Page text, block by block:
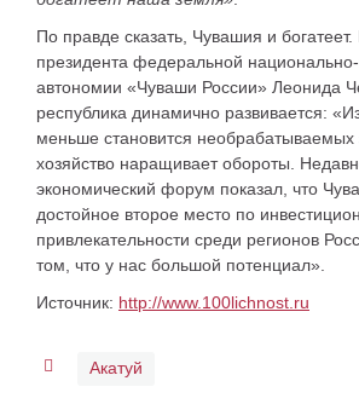
По правде сказать, Чувашия и
президента федеральной национально-
автономии «Чуваши России» Леонида
республика динамично развивается:
меньше становится необрабатываемых
хозяйство наращивает обороты.
экономический форум показал, что
достойное второе место по
привлекательности среди регионов
том, что у нас большой потенциал».
Источник: http://www.100lichnost.ru
Акатуй